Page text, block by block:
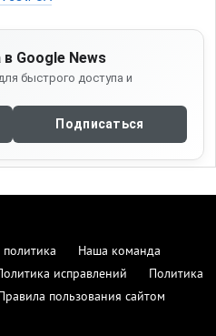
Google News
быстрого доступа и
Подписаться
Наша команда
исправлений
Политика
пользования сайтом